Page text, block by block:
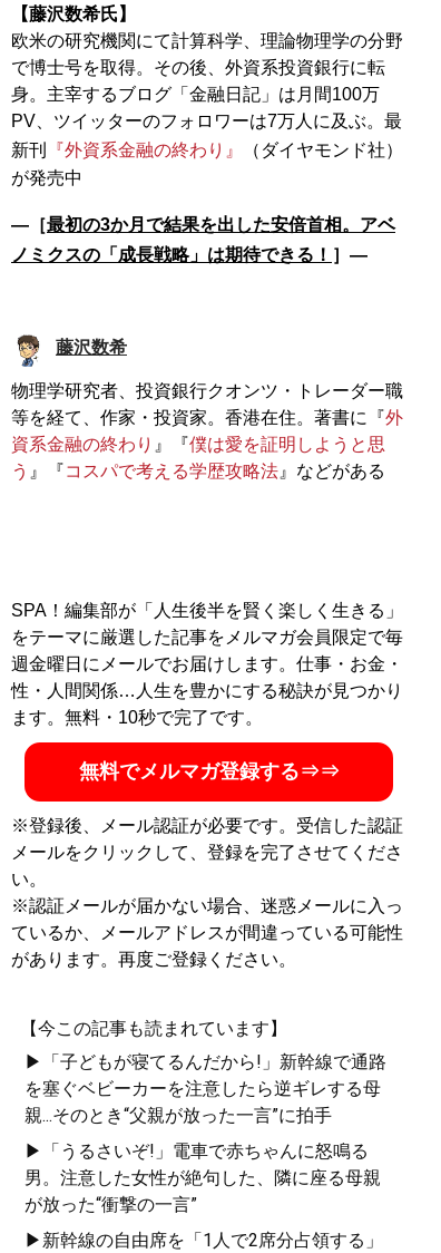
【藤沢数希氏】
欧米の研究機関にて計算科学、理論物理学の分野
で博士号を取得。その後、外資系投資銀行に転
身。主宰するブログ「金融日記」は月間100万
PV、ツイッターのフォロワーは7万人に及ぶ。最
新刊
『外資系金融の終わり』
（ダイヤモンド社）
―［最初の3か月で結果を出した安倍首相。アベ
ノミクスの「成長戦略」は期待できる！ ］―
藤沢数希
物理学研究者、投資銀行クオンツ・トレーダー職
等を経て、作家・投資家。香港在住。著書に『外
資系金融の終わり 』『僕は愛を証明しようと思
う 』『コスパで考える学歴攻略法 』などがある
SPA！編集部が「人生後半を賢く楽しく生きる」
をテーマに厳選した記事をメルマガ会員限定で毎
週金曜日にメールでお届けします。仕事・お金・
性・人間関係…人生を豊かにする秘訣が見つかり
ます。無料・10秒で完了です。
無料でメルマガ登録する⇒⇒
※登録後、メール認証が必要です。受信した認証
メールをクリックして、登録を完了させてくださ
い。
※認証メールが届かない場合、迷惑メールに入っ
ているか、メールアドレスが間違っている可能性
があります。再度ご登録ください。
【今この記事も読まれています】
▶「子どもが寝てるんだから!」新幹線で通路
を塞ぐベビーカーを注意したら逆ギレする母
親...そのとき“父親が放った一言”に拍手
▶「うるさいぞ!」電車で赤ちゃんに怒鳴る
男。注意した女性が絶句した、隣に座る母親
が放った“衝撃の一言”
▶新幹線の自由席を「1人で2席分占領する」